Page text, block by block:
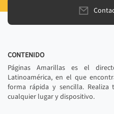
CONTENIDO
Páginas Amarillas es el
Latinoamérica, en el que
forma rápida y sencilla. Realiza
cualquier lugar y dispositivo.